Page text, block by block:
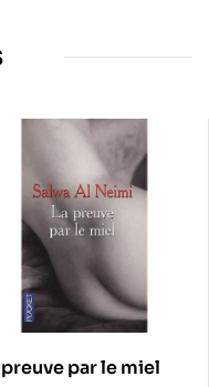
preuve par le miel